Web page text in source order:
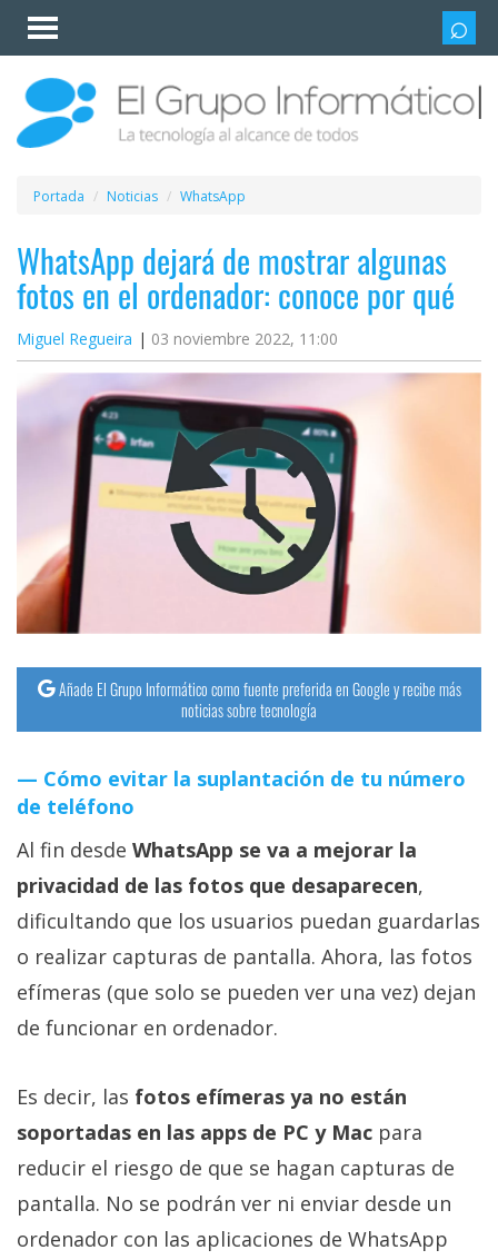
Invitado
Iniciar
sesión /
Registrarse
Esenciales
Móviles
Ofertas
Apps
Redes
sociales
Plataformas
streaming
Operadores
Trucos
y
Tutoriales
Sistemas
operativos
Profesional
+
Más
temas
Sorteos
Foros
Contacto
Portada Noticias WhatsApp
WhatsApp dejará de mostrar algunas
fotos en el ordenador: conoce por qué
Miguel Regueira 03 noviembre 2022, 11:00
Añade El Grupo Informático como fuente preferida en Google y recibe más
noticias sobre tecnología
Cómo evitar la suplantación de tu número
de teléfono
Al fin desde WhatsApp se va a mejorar la
privacidad de las fotos que desaparecen,
dificultando que los usuarios puedan guardarlas
o realizar capturas de pantalla. Ahora, las fotos
efímeras (que solo se pueden ver una vez) dejan
de funcionar en ordenador.
Es decir, las fotos efímeras ya no están
soportadas en las apps de PC y Mac para
reducir el riesgo de que se hagan capturas de
pantalla. No se podrán ver ni enviar desde un
ordenador con las aplicaciones de WhatsApp